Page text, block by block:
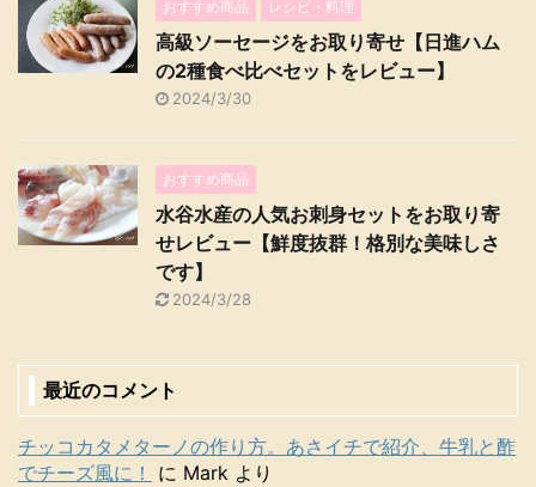
おすすめ商品 レシピ・料理
高級ソーセージをお取り寄せ【日進ハム
の2種食べ比べセットをレビュー】
2024/3/30
おすすめ商品
水谷水産の人気お刺身セットをお取り寄
せレビュー【鮮度抜群！格別な美味しさ
です】
2024/3/28
最近のコメント
チッコカタメターノの作り方。あさイチで紹介、牛乳と酢
でチーズ風に！
に Mark より